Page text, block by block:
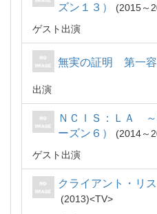
ズン１３）
2015～
ゲスト出演
無実の証明 第一容
出演
ＮＣＩＳ：ＬＡ
ーズン６）
2014～
ゲスト出演
クライアント・リ
2013
TV